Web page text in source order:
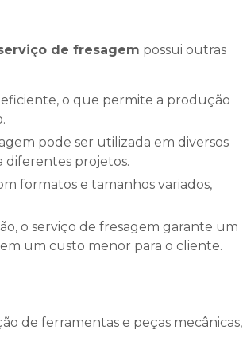
de fresagem possui outras
diferentes projetos.
um custo menor para o cliente.
de ferramentas e peças mecânicas,